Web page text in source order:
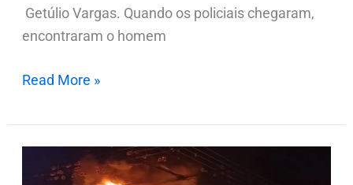
Getúlio Vargas. Quando os policiais chegaram,
encontraram o homem
Read More »
achada